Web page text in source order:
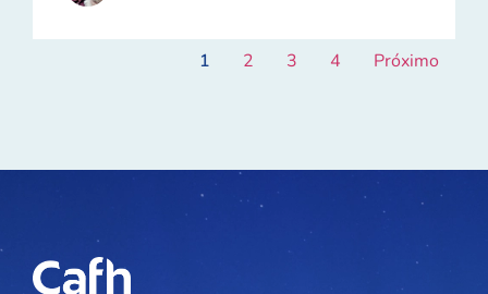
1 2 3 4 Próximo